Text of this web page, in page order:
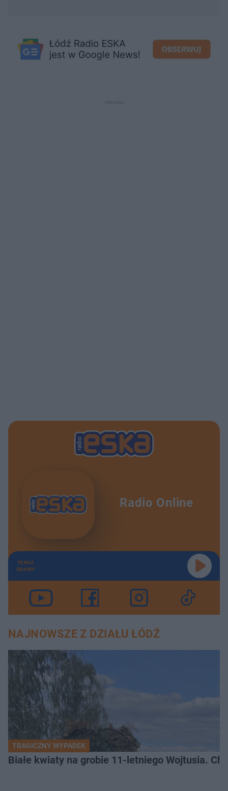
Radio Online
TERAZ
GRAMY
NAJNOWSZE Z DZIAŁU ŁÓDŹ
TRAGICZNY WYPADEK
Białe kwiaty na grobie 11-letniego Wojtusia.